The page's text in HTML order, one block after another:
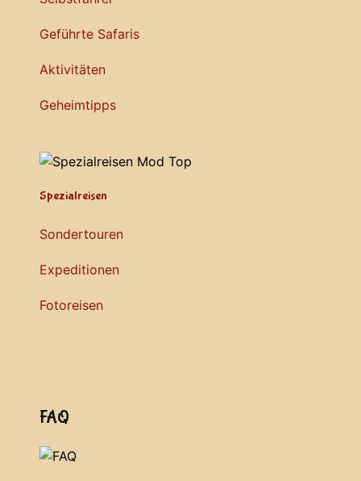
Geführte Safaris
Aktivitäten
Geheimtipps
Spezialreisen
Sondertouren
Expeditionen
Fotoreisen
FAQ